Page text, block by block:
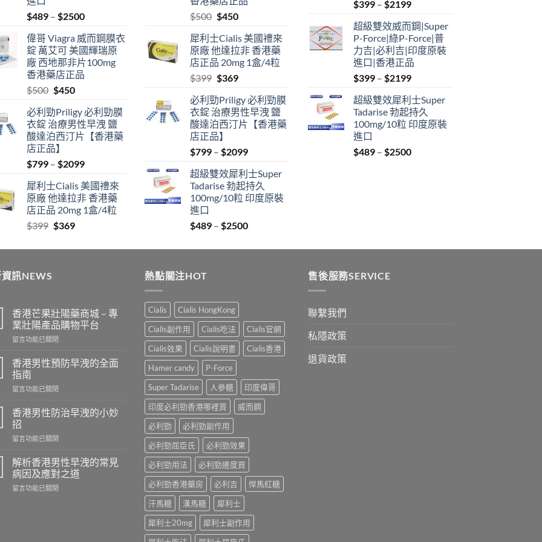
$489 – $2500Price
$489
through
$2500
偉哥 Viagra 威而鋼膜衣
錠 萬艾可 美國輝瑞原
廠 西地那非片100mg
香港藥店正品
$500 Original
was:
$500.
$450Current
is:
$450.
必利勁Priligy 必利勁膜
衣錠 治療男性早洩 鹽
酸達泊西汀片【香港藥
店正品】
$799 – $2099Price
$799
through
$2099
犀利士Cialis 美國禮來
原廠 他達拉非 香港藥
店正品 20mg 1盒/4粒
$399 Original
was:
$369Current
is:
$500 Original
was:
$500.
$450Current
is:
$450.
犀利士Cialis 美國禮來
原廠 他達拉非 香港藥
店正品 20mg 1盒/4粒
$399 Original
was:
$399.
$369Current
is:
$369.
必利勁Priligy 必利勁膜
衣錠 治療男性早洩 鹽
酸達泊西汀片【香港藥
店正品】
$799 – $2099Price
$799
through
$2099
超級雙效犀利士Super
Tadarise 勃起持久
100mg/10粒 印度原裝
進口
$489 – $2500Price
$489
$399 – $2199Price
$399
through
$2199
超級雙效威而鋼|Super
P-Force|綠P-Force|普
力吉|必利吉|印度原裝
進口|香港正品
$399 – $2199Price
$399
through
$2199
超級雙效犀利士Super
Tadarise 勃起持久
100mg/10粒 印度原裝
進口
$489 – $2500Price
訊NEWS
香港芒果壯陽藥商城 – 專
業壯陽產品購物平台
在
港
芒
果
壯
藥
商
城
–
業
壯
產
留言功能已關閉
香港男性預防早洩的全面
指南
在
港
男
性
預
早
洩
的
全
留言功能已關閉
香港男性防治早洩的小妙
招
在
港
男
性
防
留言功能已關閉
解析香港男性早洩的常見
病因及應對之道
在
留言功能已關閉
熱點關注HOT
Cialis
Cialis HongKong
Cialis副作用
Cialis吃法
Cialis官網
Cialis效果
Cialis說明書
Cialis香港
Hamer candy
P-Force
Super Tadarise
人參糖
印度偉哥
印度必利勁香港哪裡買
威而鋼
必利勁
必利勁副作用
必利勁屈臣氏
必利勁效果
必利勁用法
必利勁邊度買
必利勁香港藥房
必利吉
悍馬紅糖
汗馬糖
漢馬糖
犀利士
犀利士20mg
犀利士副作用
售後服務SERVICE
聯繫我們
私隱政策
退貨政策